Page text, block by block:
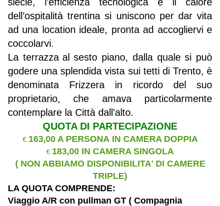
dell’ospitalità trentina si uniscono per dar vita
ad una location ideale, pronta ad accogliervi e
coccolarvi.
La terrazza al sesto piano, dalla quale si può
godere una splendida vista sui tetti di Trento, è
denominata Frizzera in ricordo del suo
proprietario, che amava particolarmente
contemplare la Città dall’alto.
QUOTA DI PARTECIPAZIONE
€ 163,00 A PERSONA IN CAMERA DOPPIA
€ 183,00 IN CAMERA SINGOLA
( NON ABBIAMO DISPONIBILITA' DI CAMERE
TRIPLE)
LA QUOTA COMPRENDE:
Viaggio A/R con pullman GT ( Compagnia